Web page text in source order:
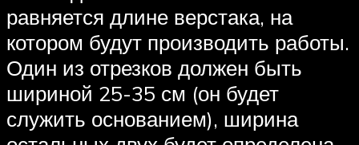
равняется длине верстака, на
котором будут производить работы.
Один из отрезков должен быть
шириной 25-35 см (он будет
служить основанием), ширина